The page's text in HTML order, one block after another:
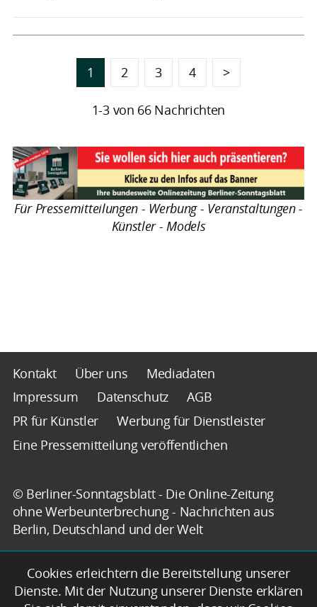
1 2 3 4 >
1-3 von 66 Nachrichten
Für Pressemitteilungen - Werbung - Veranstaltungen -
Künstler - Models
Kontakt Über uns
Mediadaten
Impressum
Datenschutz
AGB
PR für Künstler
Werbung für Dienstleister
Eine Pressemitteilung veröffentlichen
© Berliner-Sonntagsblatt - Die Online-Zeitung
ohne Werbeunterbrechung - Nachrichten aus
Berlin, Deutschland und der Welt
Cookies erleichtern die Bereitstellung unserer
Dienste. Mit der Nutzung unserer Dienste erklären